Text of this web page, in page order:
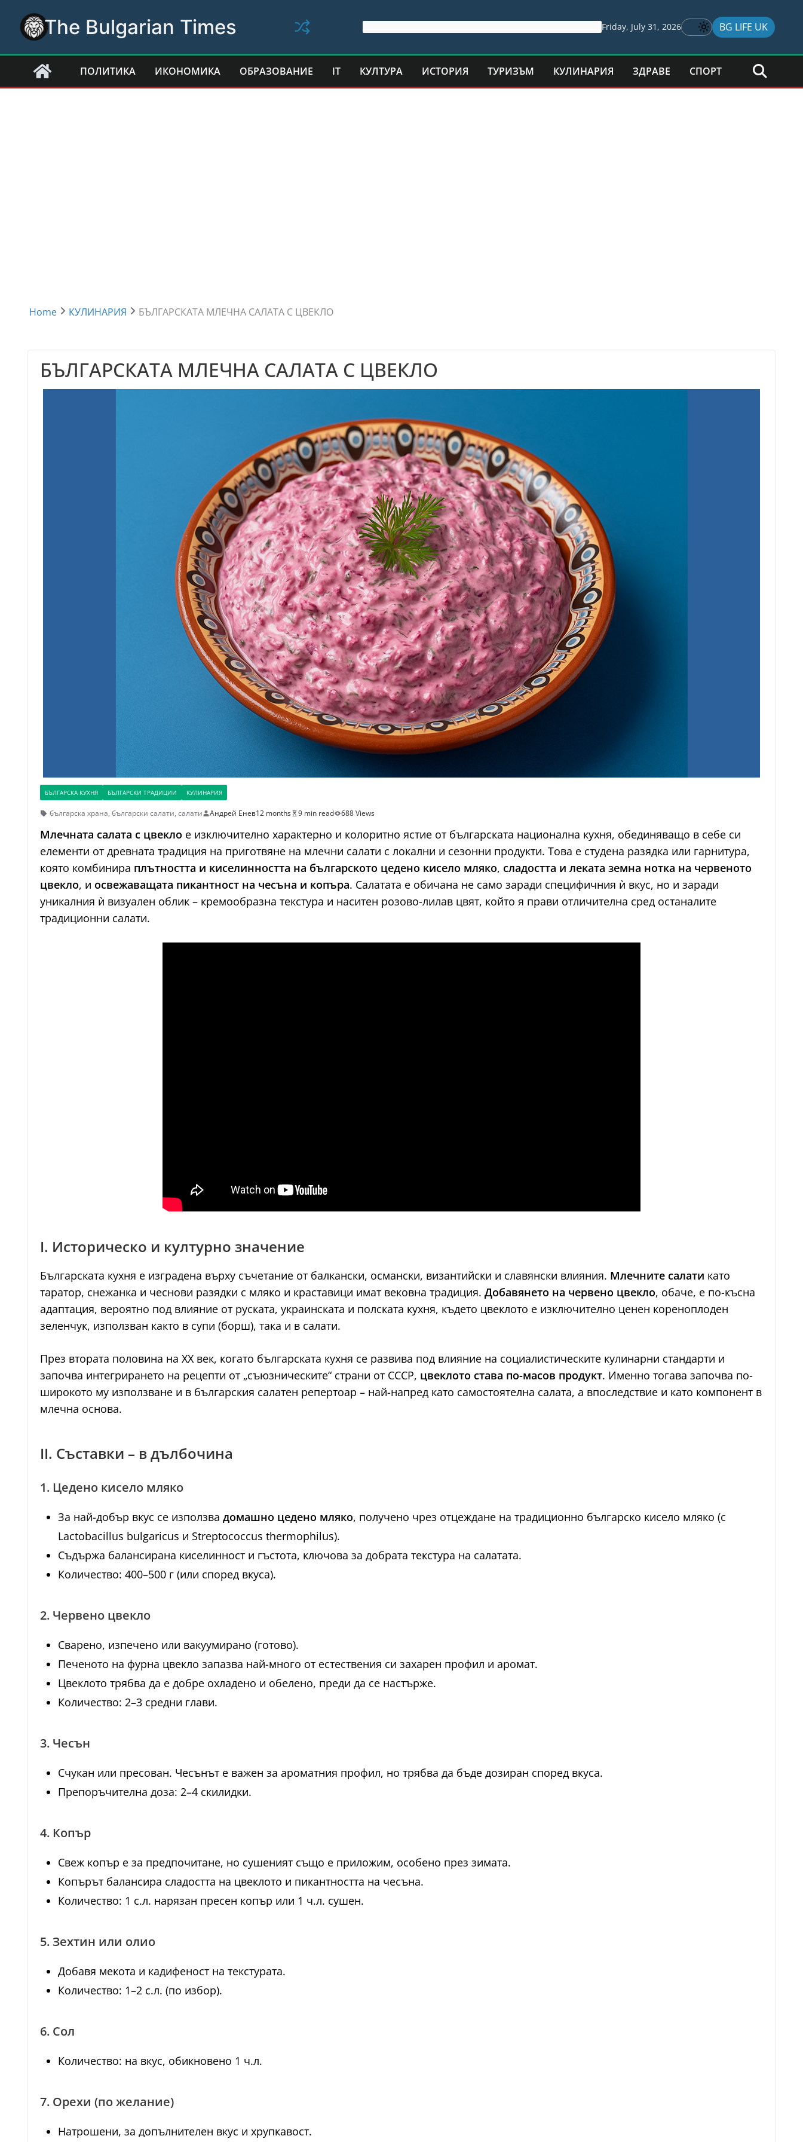
content
The Bulgarian Times Friday, July 31, 2026 BG LIFE UK
ПОЛИТИКА ИКОНОМИКА ОБРАЗОВАНИЕ IT КУЛТУРА ИСТОРИЯ ТУРИЗЪМ КУЛИНАРИЯ ЗДРАВЕ СПОРТ
Home КУЛИНАРИЯ БЪЛГАРСКАТА МЛЕЧНА САЛАТА С ЦВЕКЛО
БЪЛГАРСКАТА МЛЕЧНА САЛАТА С ЦВЕКЛО
БЪЛГАРСКА КУХНЯ БЪЛГАРСКИ ТРАДИЦИИ КУЛИНАРИЯ
българска храна, български салати, салати Андрей Енев12 months 9 min read 688 Views
Млечната салата с цвекло е изключително характерно и колоритно ястие от българската национална кухня, обединяващо в себе си
елементи от древната традиция на приготвяне на млечни салати с локални и сезонни продукти. Това е студена разядка или гарнитура,
която комбинира плътността и киселинността на българското цедено кисело мляко, сладостта и леката земна нотка на червеното
цвекло, и освежаващата пикантност на чесъна и копъра. Салатата е обичана не само заради специфичния ѝ вкус, но и заради
уникалния ѝ визуален облик – кремообразна текстура и наситен розово-лилав цвят, който я прави отличителна сред останалите
традиционни салати.
I. Историческо и културно значение
Българската кухня е изградена върху съчетание от балкански, османски, византийски и славянски влияния. Млечните салати като
таратор, снежанка и чеснови разядки с мляко и краставици имат вековна традиция. Добавянето на червено цвекло, обаче, е по-късна
адаптация, вероятно под влияние от руската, украинската и полската кухня, където цвеклото е изключително ценен кореноплоден
зеленчук, използван както в супи (борш), така и в салати.
През втората половина на XX век, когато българската кухня се развива под влияние на социалистическите кулинарни стандарти и
започва интегрирането на рецепти от „съюзническите“ страни от СССР, цвеклото става по-масов продукт. Именно тогава започва по-
широкото му използване и в българския салатен репертоар – най-напред като самостоятелна салата, а впоследствие и като компонент в
млечна основа.
II. Съставки – в дълбочина
1. Цедено кисело мляко
За най-добър вкус се използва домашно цедено мляко, получено чрез отцеждане на традиционно българско кисело мляко (с
Lactobacillus bulgaricus и Streptococcus thermophilus).
Съдържа балансирана киселинност и гъстота, ключова за добрата текстура на салатата.
Количество: 400–500 г (или според вкуса).
2. Червено цвекло
Сварено, изпечено или вакуумирано (готово).
Печеното на фурна цвекло запазва най-много от естествения си захарен профил и аромат.
Цвеклото трябва да е добре охладено и обелено, преди да се настърже.
Количество: 2–3 средни глави.
3. Чесън
Счукан или пресован. Чесънът е важен за ароматния профил, но трябва да бъде дозиран според вкуса.
Препоръчителна доза: 2–4 скилидки.
4. Копър
Свеж копър е за предпочитане, но сушеният също е приложим, особено през зимата.
Копърът балансира сладостта на цвеклото и пикантността на чесъна.
Количество: 1 с.л. нарязан пресен копър или 1 ч.л. сушен.
5. Зехтин или олио
Добавя мекота и кадифеност на текстурата.
Количество: 1–2 с.л. (по избор).
6. Сол
Количество: на вкус, обикновено 1 ч.л.
7. Орехи (по желание)
Натрошени, за допълнителен вкус и хрупкавост.